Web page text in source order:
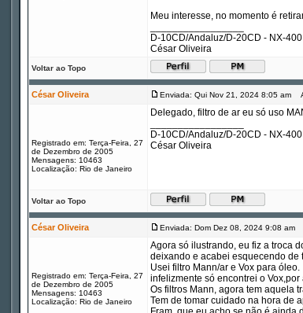
Meu interesse, no momento é
D-10CD/Andaluz/D-20CD - NX-
César Oliveira
Voltar ao Topo
César Oliveira Enviada: Qui Nov 21, 2024 8:05 am
Registrado em: Terça-Feira, 27
de Dezembro de 2005
Mensagens: 10463
Localização: Rio de Janeiro
Delegado, filtro de ar eu só uso
D-10CD/Andaluz/D-20CD - NX-
César Oliveira
Voltar ao Topo
César Oliveira Enviada: Dom Dez 08, 2024 9:08 am
Registrado em: Terça-Feira, 27
de Dezembro de 2005
Mensagens: 10463
Localização: Rio de Janeiro
Agora só ilustrando, eu fiz a troca
deixando e acabei esquecendo de
Usei filtro Mann/ar e Vox para óleo.
infelizmente só encontrei o
Os filtros Mann, agora tem aquela
Tem de tomar cuidado na hora de